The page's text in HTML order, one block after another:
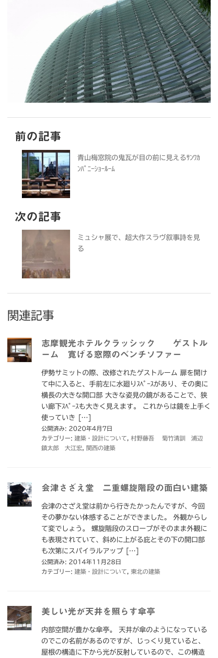
前の記事
青山梅窓院の鬼瓦が目の前に見えるｻﾝﾜｶ
ﾝﾊﾟﾆｰｼｮｰﾙｰﾑ
次の記事
ミュシャ展で、超大作スラヴ叙事詩を見
る
関連記事
志摩観光ホテルクラッシック ゲストル
ーム 寛げる窓際のベンチソファー
伊勢サミットの際、改修されたゲストルーム 扉を開け
て中に入ると、手前左に水廻りｽﾍﾟｰｽがあり、その奥に
横長の大きな開口部 大きな姿見の鏡があることで、狭
い廊下ｽﾍﾟｰｽも大きく見えます。 これからは鏡を上手く
使っていき […]
公開済み: 2020年4月7日
カテゴリー: 建築・設計について
村野藤吾 菊竹清訓 浦辺
鎮太郎 大江宏
関西の建築
会津さざえ堂 二重螺旋階段の面白い建築
会津のさざえ堂は前から行きたかったんですが、今回
その夢かない体感することができました。 外観からし
て変でしょう。 螺旋階段のスロープがそのまま外観に
も表現されていて、斜めに上がる庇とその下の開口部
も次第にスパイラルアップ […]
公開済み: 2014年11月28日
カテゴリー: 建築・設計について 東北の建築
美しい光が天井を照らす傘亭
内部空間が豊かな傘亭。 天井が傘のようになっている
のでこの名前があるのですが、じっくり見ていると、
屋根の構造に下から光が反射しているので、この構造